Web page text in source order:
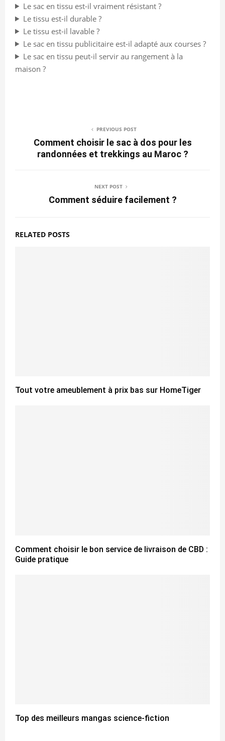
Le sac en tissu est-il vraiment résistant ?
Le tissu est-il durable ?
Le tissu est-il lavable ?
Le sac en tissu publicitaire est-il adapté aux courses ?
Le sac en tissu peut-il servir au rangement à la
maison ?
PREVIOUS POST
Comment choisir le sac à dos pour les
randonnées et trekkings au Maroc ?
NEXT POST
Comment séduire facilement ?
RELATED POSTS
Tout votre ameublement à prix bas sur HomeTiger
Comment choisir le bon service de livraison de CBD :
Guide pratique
Top des meilleurs mangas science-fiction